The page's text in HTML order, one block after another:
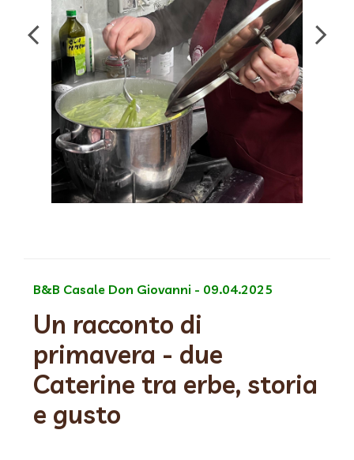
B&B Casale Don Giovanni - 09.04.2025
Un racconto di
primavera - due
Caterine tra erbe, storia
e gusto